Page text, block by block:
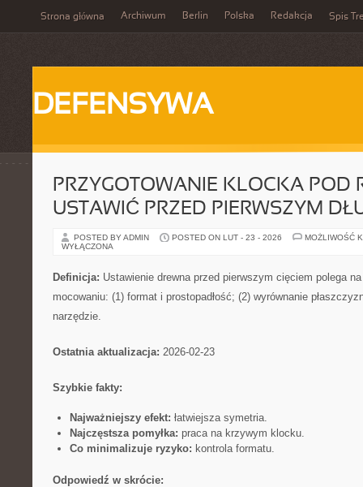
Strona główna Archiwum Berlin Polska Redakcja Spis
DEFENSYWA
PRZYGOTOWANIE KLOCKA POD
USTAWIĆ PRZED PIERWSZYM
POSTED BY ADMIN POSTED ON LUT - 23 - 2026
MOŻLIWOŚĆ
WYŁĄCZONA
Definicja: Ustawienie drewna przed pierwszym cięciem polega
mocowaniu: (1) format i prostopadłość; (2) wyrównanie
narzędzie.
Ostatnia aktualizacja: 2026-02-23
Szybkie fakty:
Najważniejszy efekt: łatwiejsza symetria.
Najczęstsza pomyłka: praca na krzywym klocku.
Co minimalizuje ryzyko: kontrola formatu.
Odpowiedź w skrócie: